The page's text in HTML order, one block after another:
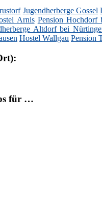
Jugendherberge Gossel
Arnis Pension Hochdorf
Altdorf bei
Hostel Wallgau Pension
für …